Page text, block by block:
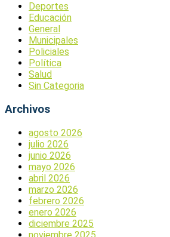
Deportes
Educación
General
Municipales
Policiales
Política
Salud
Sin Categoria
Archivos
agosto 2026
julio 2026
junio 2026
mayo 2026
abril 2026
marzo 2026
febrero 2026
enero 2026
diciembre 2025